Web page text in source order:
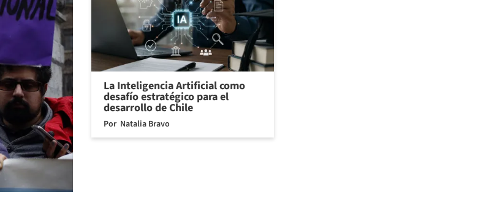
La Inteligencia Artificial como
desafío estratégico para el
desarrollo de Chile
Por Natalia Bravo